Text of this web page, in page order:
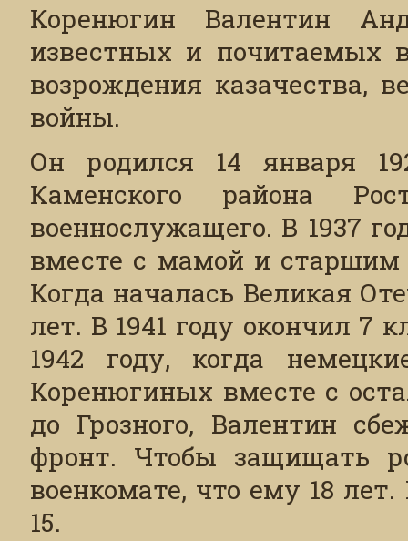
Коренюгин Валентин
известных и почитаемых
возрождения казачества,
войны.
Он родился 14 января
Каменского района
военнослужащего. В 1937
вместе с мамой и старшим
Когда началась Великая
лет. В 1941 году окончил 7
1942 году, когда
Коренюгиных вместе с
до Грозного, Валентин
фронт. Чтобы защищать
военкомате, что ему 18
15.